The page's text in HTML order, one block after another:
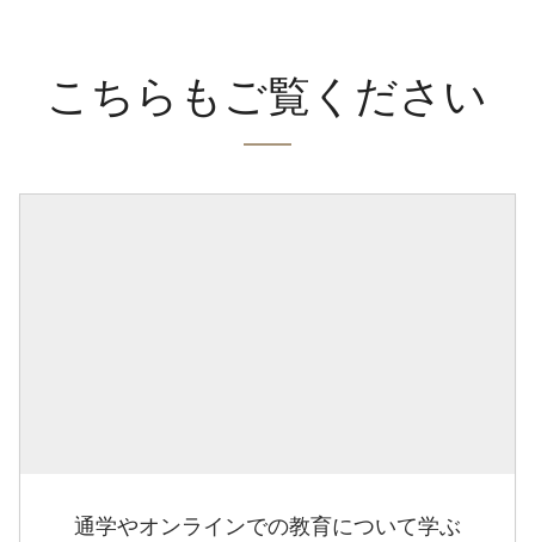
こちらもご覧ください
通学やオンラインでの教育について学ぶ